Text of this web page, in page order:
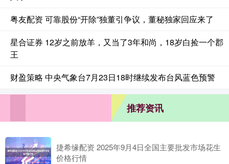
粤友配资 可靠股份“开除”独董引争议，董秘独家回应来了
星合证券 12岁之前放羊，又当了3年和尚，18岁白捡一个郡
王
财盈策略 中央气象台7月23日18时继续发布台风蓝色预警
推荐资讯
捷希缘配资 2025年9月4日全国主要批发市场花生
价格行情